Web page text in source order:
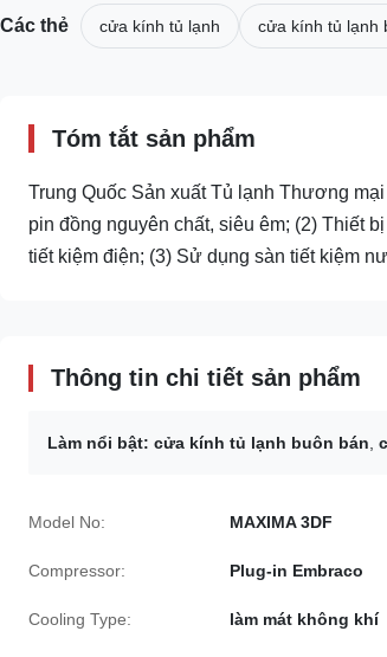
Các thẻ cửa kính tủ lạnh cửa kính tủ lạnh
Tóm tắt sản phẩm
Trung Quốc Sản xuất Tủ lạnh Thương
pin đồng nguyên chất, siêu êm; (2) Thiết
tiết kiệm điện; (3) Sử dụng sàn tiết kiệm
Thông tin chi tiết sản phẩm
Làm nổi bật: cửa kính tủ lạnh buôn bán
Model No: MAXIMA 3DF
Compressor: Plug-in Embraco
Cooling Type: làm mát không khí